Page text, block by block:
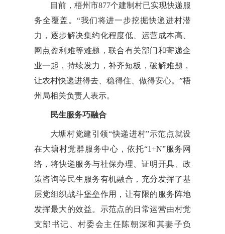
目前，梧州市877个建制村已实现快递服
务全覆盖。“我们将进一步挖掘快递进村潜
力，逐步解决集约化程度低、运营成本高、
网点盈利难等难题，联合有关部门和寄递企
业一起，持续发力，补齐短板，破解难题，
让农村快递进得去、稳得住、做得安心。”梧
州局相关负责人表示。
民生服务巧融合
大塘村党建引领“快递进村”示范点就设
在大塘村党群服务中心，依托“1+N”服务网
络，将快递服务与社保办理、证明开具、政
策咨询等民生服务有机融合，充分发挥了基
层党组织战斗堡垒作用，让有限的服务阵地
发挥最大的效益。示范点的日常运营由村党
支部书记、村委会主任陈朝深和其妻子负